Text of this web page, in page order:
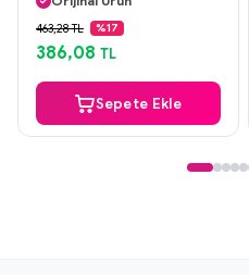
Güvenli Ödeme
Aynı Gün Kargo
463,28 TL %17
386,08 TL
Sepete Ekle